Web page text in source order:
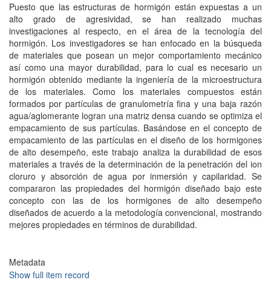
Puesto que las estructuras de hormigón están expuestas a un
alto grado de agresividad, se han realizado muchas
investigaciones al respecto, en el área de la tecnología del
hormigón. Los investigadores se han enfocado en la búsqueda
de materiales que posean un mejor comportamiento mecánico
así como una mayor durabilidad, para lo cual es necesario un
hormigón obtenido mediante la ingeniería de la microestructura
de los materiales. Como los materiales compuestos están
formados por partículas de granulometría fina y una baja razón
agua/aglomerante logran una matriz densa cuando se optimiza el
empacamiento de sus partículas. Basándose en el concepto de
empacamiento de las partículas en el diseño de los hormigones
de alto desempeño, este trabajo analiza la durabilidad de esos
materiales a través de la determinación de la penetración del ion
cloruro y absorción de agua por inmersión y capilaridad. Se
compararon las propiedades del hormigón diseñado bajo este
concepto con las de los hormigones de alto desempeño
diseñados de acuerdo a la metodología convencional, mostrando
mejores propiedades en términos de durabilidad.
Metadata
Show full item record